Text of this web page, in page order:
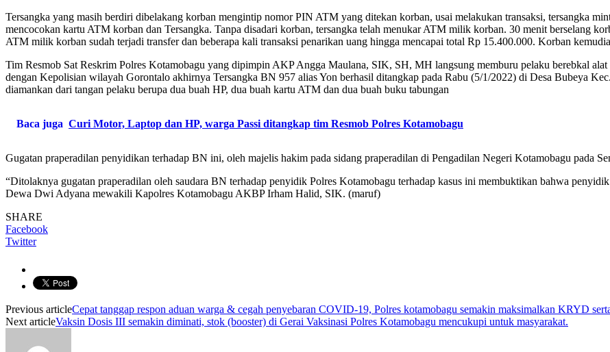
Tersangka yang masih berdiri dibelakang korban mengintip nomor PIN ATM yang ditekan korban, usai melakukan transaksi, tersangka
mencocokan kartu ATM korban dan Tersangka. Tanpa disadari korban, tersangka telah menukar ATM milik korban. 30 menit berselang
ATM milik korban sudah terjadi transfer dan beberapa kali transaksi penarikan uang hingga mencapai total Rp 15.400.000. Korban
Tim Resmob Sat Reskrim Polres Kotamobagu yang dipimpin AKP Angga Maulana, SIK, SH, MH langsung memburu pelaku berebkal
dengan Kepolisian wilayah Gorontalo akhirnya Tersangka BN 957 alias Yon berhasil ditangkap pada Rabu (5/1/2022) di Desa Bubeya
diamankan dari tangan pelaku berupa dua buah HP, dua buah kartu ATM dan dua buah buku tabungan
Baca juga Curi Motor, Laptop dan HP, warga Passi ditangkap tim Resmob Polres Kotamobagu
Gugatan praperadilan penyidikan terhadap BN ini, oleh majelis hakim pada sidang praperadilan di Pengadilan Negeri Kotamobagu pada
“Ditolaknya gugatan praperadilan oleh saudara BN terhadap penyidik Polres Kotamobagu terhadap kasus ini membuktikan bahwa
Dewa Dwi Adyana mewakili Kapolres Kotamobagu AKBP Irham Halid, SIK. (maruf)
SHARE
Facebook
Twitter
Previous articleCepat tanggap respon aduan warga & cegah penyebaran COVID-19, Polres kotamobagu semakin maksimalkan KRYD
Next articleVaksin Dosis III semakin diminati, stok (booster) di Gerai Vaksinasi Polres Kotamobagu mencukupi untuk masyarakat.